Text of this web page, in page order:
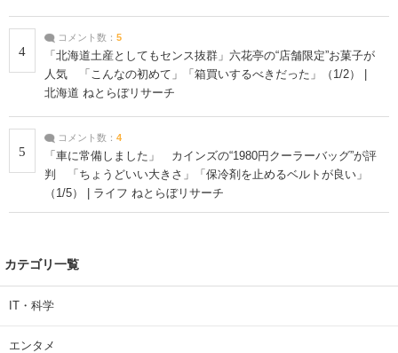
4
コメント数： 5
「北海道土産としてもセンス抜群」六花亭の“店舗限定”お菓子が
人気 「こんなの初めて」「箱買いするべきだった」（1/2） |
北海道 ねとらぼリサーチ
5
コメント数： 4
「車に常備しました」 カインズの“1980円クーラーバッグ”が評
判 「ちょうどいい大きさ」「保冷剤を止めるベルトが良い」
（1/5） | ライフ ねとらぼリサーチ
カテゴリ一覧
IT・科学
エンタメ